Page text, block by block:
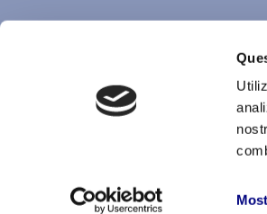
Con riferimento al presente
inclusa la memorizzazione,
riproduzione, anche parziale,